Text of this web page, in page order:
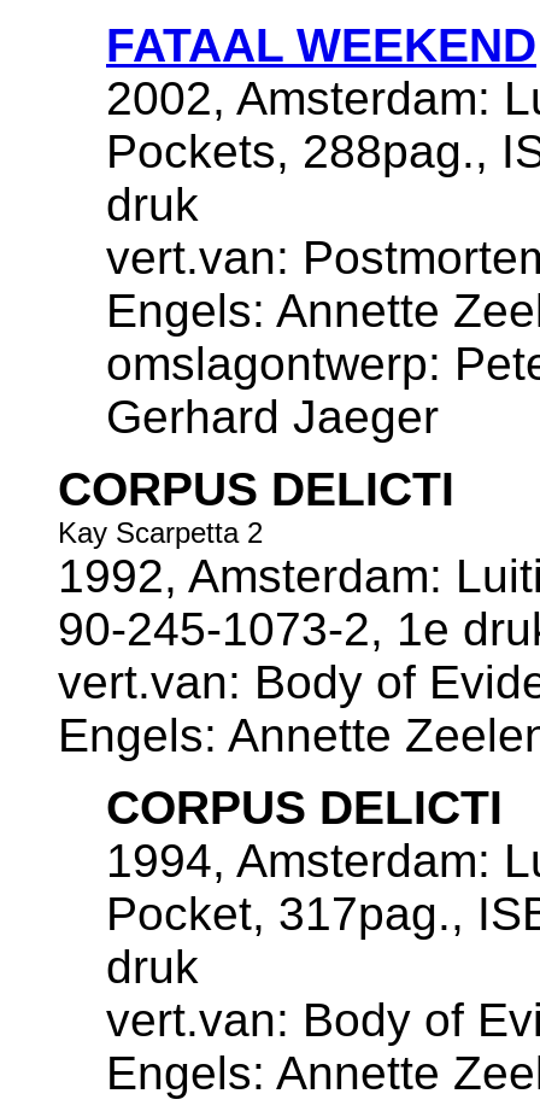
FATAAL WEEKEND
2002, Amsterdam:
Pockets, 288pag.,
druk
vert.van:
Engels: Annette
omslagontwerp:
Gerhard Jaeger
CORPUS DELICTI
Kay Scarpetta 2
1992, Amsterdam:
90-245-1073-2, 1e
vert.van: Body of
Engels: Annette
CORPUS DELICTI
1994, Amsterdam:
Pocket, 317pag.,
druk
vert.van: Body of
Engels: Annette